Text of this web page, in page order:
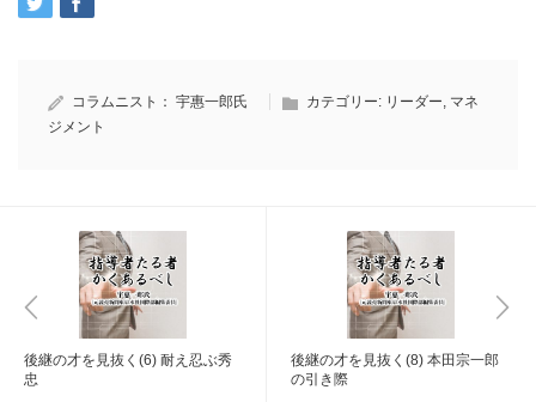
コラムニスト： 宇惠一郎氏 カテゴリー: リーダー, マネ
ジメント
後継の才を見抜く(6) 耐え忍ぶ秀
忠
後継の才を見抜く(8) 本田宗一郎
の引き際